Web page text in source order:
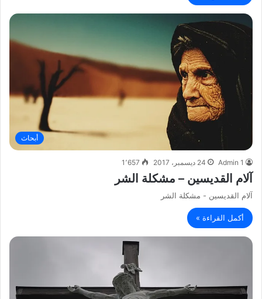
أبحاث
Admin 1 24 ديسمبر، 2017 1٬657
آلام القديسين – مشكلة الشر
آلام القديسين - مشكلة الشر
أكمل القراءة »